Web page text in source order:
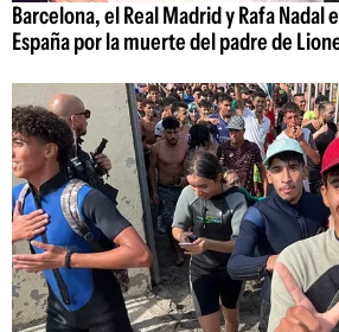
Barcelona, el Real Madrid y Rafa Nadal
España por la muerte del padre de